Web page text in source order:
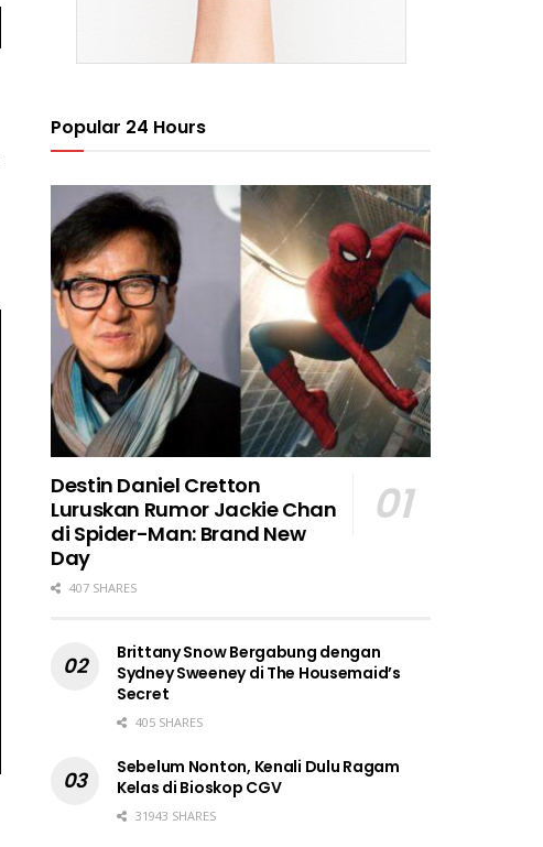
Popular 24 Hours
Destin Daniel Cretton
Luruskan Rumor Jackie Chan
di Spider-Man: Brand New
Day
407 SHARES
Brittany Snow Bergabung dengan
Sydney Sweeney di The Housemaid’s
Secret
405 SHARES
Sebelum Nonton, Kenali Dulu Ragam
Kelas di Bioskop CGV
31943 SHARES